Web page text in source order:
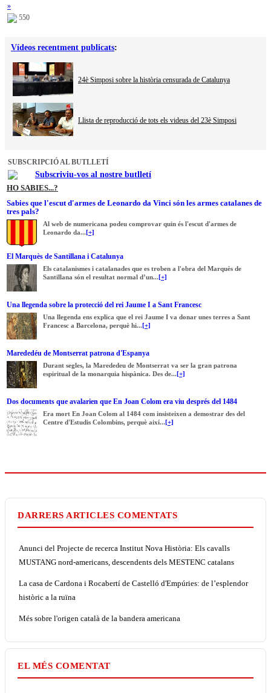
»
550
Vídeos recentment publicats:
24è Simposi sobre la història censurada de Catalunya
Llista de reproducció de tots els videus del 23è Simposi
SUBSCRIPCIÓ AL BUTLLETÍ
Subscriviu-vos al nostre butlletí
HO SABIES...?
Sabies que l'escut d'armes de Leonardo da Vinci són les armes catalanes de
tres pals?
Al web de numericana podeu comprovar quin és l'escut d'armes de
Leonardo da...[+]
El Marquès de Santillana i Catalunya
Els catalanismes i catalanades que es troben a l'obra del Marquès de
Santillana són el resultat normal d’un...[+]
Una llegenda sobre la protecció del rei Jaume I a Sant Francesc
Una llegenda ens explica que el rei Jaume I va donar unes terres a Sant
Francesc a Barcelona, perquè hi...[+]
Marededéu de Montserrat patrona d'Espanya
Durant segles, la Marededeu de Montserrat va ser la gran patrona
espiritual de la monarquia hispànica. Des de...[+]
Dos documents que avalarien que En Joan Colom era viu després del 1484
Era mort En Joan Colom al 1484 com insisteixen a demostrar des del
Centre d'Estudis Colombins, perquè així...[+]
DARRERS ARTICLES COMENTATS
Anunci del Projecte de recerca Institut Nova Història: Els cavalls
MUSTANG nord-americans, descendents dels MESTENC catalans
La casa de Cardona i Rocabertí de Castelló d'Empúries: de l’esplendor
històric a la ruïna
Més sobre l'origen català de la bandera americana
EL MÉS COMENTAT